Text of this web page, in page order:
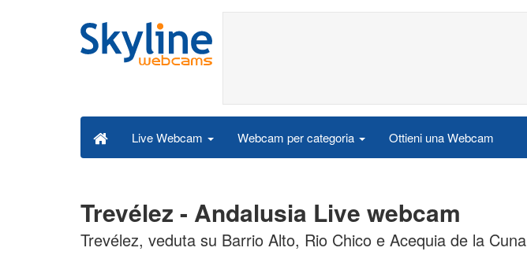
Live Webcam Webcam per categoria Ottieni una Webcam
Trevélez - Andalusia Live webcam
Trevélez, veduta su Barrio Alto, Rio Chico e Acequia de la Cuna